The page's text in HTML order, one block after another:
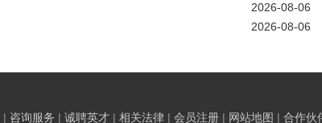
2026-08-06
2026-08-06
| 咨询服务 | 诚聘英才 | 相关法律 | 会员注册 | 网站地图 | 合作伙